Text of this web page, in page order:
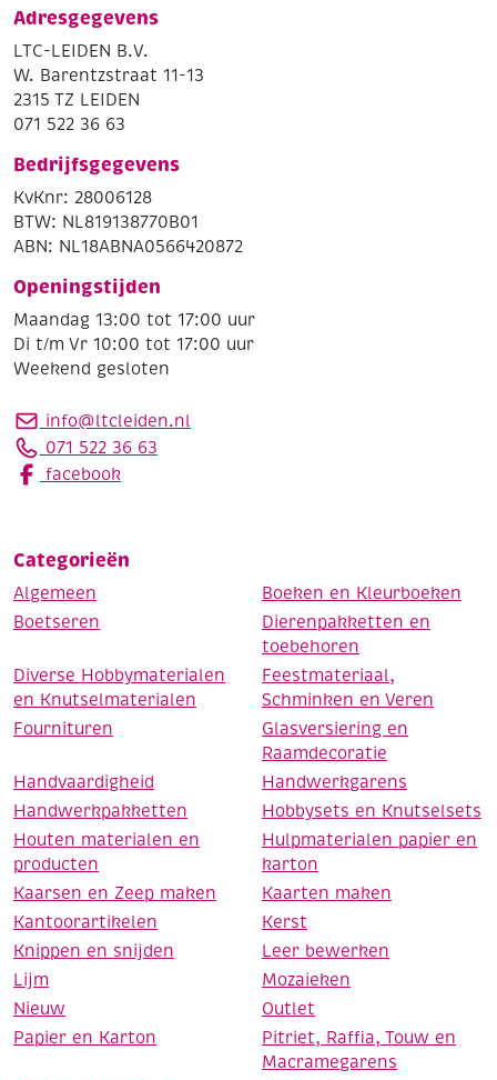
Adresgegevens
LTC-LEIDEN B.V.
W. Barentzstraat 11-13
2315 TZ LEIDEN
071 522 36 63
Bedrijfsgegevens
KvKnr: 28006128
BTW: NL819138770B01
ABN: NL18ABNA0566420872
Openingstijden
Maandag 13:00 tot 17:00 uur
Di t/m Vr 10:00 tot 17:00 uur
Weekend gesloten
info@ltcleiden.nl
071 522 36 63
facebook
Categorieën
Algemeen
Boeken en Kleurboeken
Boetseren
Dierenpakketten en
toebehoren
Diverse Hobbymaterialen
en Knutselmaterialen
Feestmateriaal,
Schminken en Veren
Fournituren
Glasversiering en
Raamdecoratie
Handvaardigheid
Handwerkgarens
Handwerkpakketten
Hobbysets en Knutselsets
Houten materialen en
producten
Hulpmaterialen papier en
karton
Kaarsen en Zeep maken
Kaarten maken
Kantoorartikelen
Kerst
Knippen en snijden
Leer bewerken
Lijm
Mozaieken
Nieuw
Outlet
Papier en Karton
Pitriet, Raffia, Touw en
Macramegarens